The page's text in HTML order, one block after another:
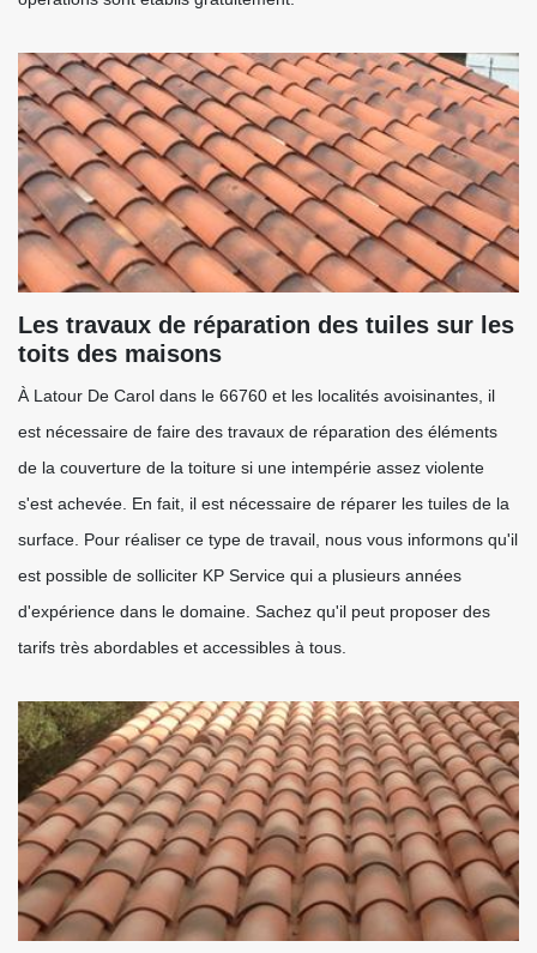
Les travaux de réparation des tuiles sur les
toits des maisons
À Latour De Carol dans le 66760 et les localités avoisinantes, il
est nécessaire de faire des travaux de réparation des éléments
de la couverture de la toiture si une intempérie assez violente
s'est achevée. En fait, il est nécessaire de réparer les tuiles de la
surface. Pour réaliser ce type de travail, nous vous informons qu'il
est possible de solliciter KP Service qui a plusieurs années
d'expérience dans le domaine. Sachez qu'il peut proposer des
tarifs très abordables et accessibles à tous.